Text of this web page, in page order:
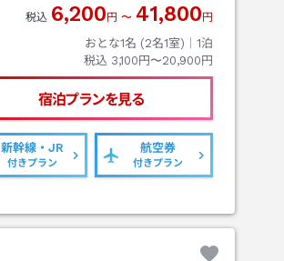
税込 6,200 円 〜 41,800 円
おとな1名 (2名1室)｜ 1泊
税込 3,100円〜20,900円
宿泊プランを見る
新幹線・JR
付きプラン
航空券
付きプラン